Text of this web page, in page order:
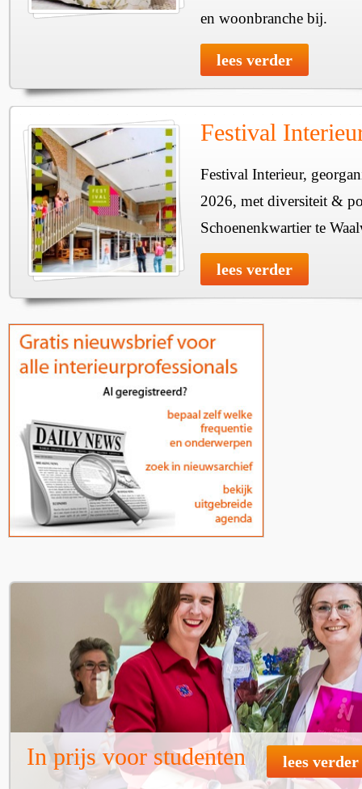
en woonbranche bij.
lees verder
Festival
Festival Interieur,
2026, met diversiteit &
Schoenenkwartier te
lees verder
In prijs voor studenten lees verder